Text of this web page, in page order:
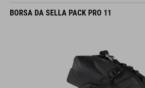
BORSA DA SELLA PACK PRO 11